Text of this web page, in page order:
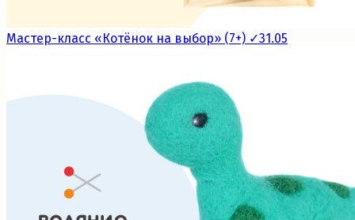
Мастер-класс «Котёнок на выбор» (7+) ✓31.05